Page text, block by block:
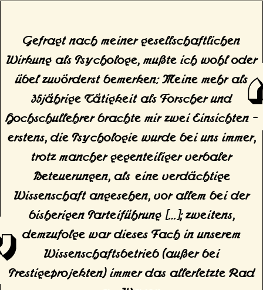
Gefragt nach meiner gesellschaftlichen
Wirkung als Psychologe, mußte ich wohl oder
übel zuvörderst bemerken: Meine mehr als
35jährige Tätigkeit als Forscher und
Hochschullehrer brachte mir zwei Einsichten –
erstens, die Psychologie wurde bei uns immer,
trotz mancher gegenteiliger verbaler
Beteuerungen, als eine verdächtige
Wissenschaft angesehen, vor allem bei der
bisherigen Parteiführung […]; zweitens,
demzufolge war dieses Fach in unserem
Wissenschaftsbetrieb (außer bei
Prestigeprojekten) immer das allerletzte Rad